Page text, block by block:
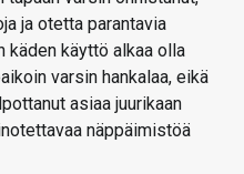
ja otetta parantavia
käden käyttö alkaa olla
varsin hankalaa, eikä
asiaa juurikaan
näppäimistöä